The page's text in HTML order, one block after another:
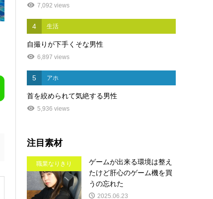
7,092 views
4 生活
自撮りが下手くそな男性
6,897 views
5 アホ
首を絞められて気絶する男性
5,936 views
注目素材
職業なりきり
ゲームが出来る環境は整え
たけど肝心のゲーム機を買
うの忘れた
2025.06.23